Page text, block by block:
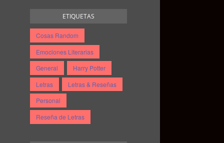
ETIQUETAS
Cosas Random
Emociones Literarias
General
Harry Potter
Letras
Letras & Reseñas
Personal
Reseña de Letras